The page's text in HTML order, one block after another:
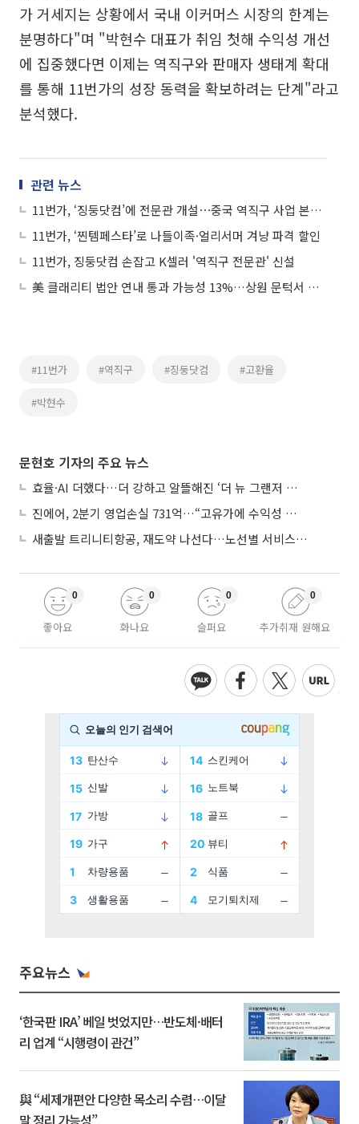
가 거세지는 상황에서 국내 이커머스 시장의 한계는
분명하다"며 "박현수 대표가 취임 첫해 수익성 개선
에 집중했다면 이제는 역직구와 판매자 생태계 확대
를 통해 11번가의 성장 동력을 확보하려는 단계"라고
분석했다.
관련 뉴스
11번가, ‘징둥닷컴’에 전문관 개설⋯중국 역직구 사업 본격화
11번가, ‘찐템페스타’로 나들이족·얼리서머 겨냥 파격 할인
11번가, 징둥닷컴 손잡고 K셀러 '역직구 전문관' 신설
美 클래리티 법안 연내 통과 가능성 13%…상원 문턱서 제동
#11번가 #역직구 #징둥닷컴 #고환율
#박현수
문현호 기자의 주요 뉴스
효율·AI 더했다…더 강하고 알뜰해진 ‘더 뉴 그랜저 하이브리드’
진에어, 2분기 영업손실 731억…“고유가에 수익성 악화”
새출발 트리니티항공, 재도약 나선다…노선별 서비스 차별화
좋아요
0
화나요
0
슬퍼요
0
추가취재 원해요
0
주요뉴스
‘한국판 IRA’ 베일 벗었지만…반도체·배터
리 업계 “시행령이 관건”
與 “세제개편안 다양한 목소리 수렴…이달
말 정리 가능성”